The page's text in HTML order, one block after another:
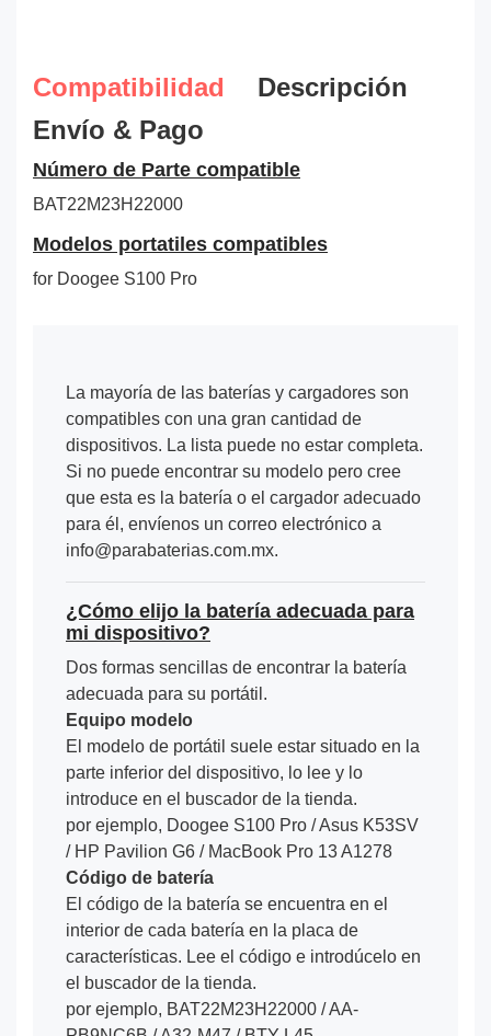
Compatibilidad
Descripción
Envío & Pago
Número de Parte compatible
BAT22M23H22000
Modelos portatiles compatibles
for Doogee S100 Pro
La mayoría de las baterías y cargadores son
compatibles con una gran cantidad de
dispositivos. La lista puede no estar completa.
Si no puede encontrar su modelo pero cree
que esta es la batería o el cargador adecuado
para él, envíenos un correo electrónico a
info@parabaterias.com.mx.
¿Cómo elijo la batería adecuada para
mi dispositivo?
Dos formas sencillas de encontrar la batería
adecuada para su portátil.
Equipo modelo
El modelo de portátil suele estar situado en la
parte inferior del dispositivo, lo lee y lo
introduce en el buscador de la tienda.
por ejemplo, Doogee S100 Pro / Asus K53SV
/ HP Pavilion G6 / MacBook Pro 13 A1278
Código de batería
El código de la batería se encuentra en el
interior de cada batería en la placa de
características. Lee el código e introdúcelo en
el buscador de la tienda.
por ejemplo, BAT22M23H22000 / AA-